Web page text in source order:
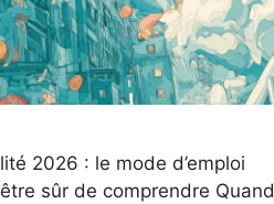
2026 : le mode d’emploi
sûr de comprendre Quand